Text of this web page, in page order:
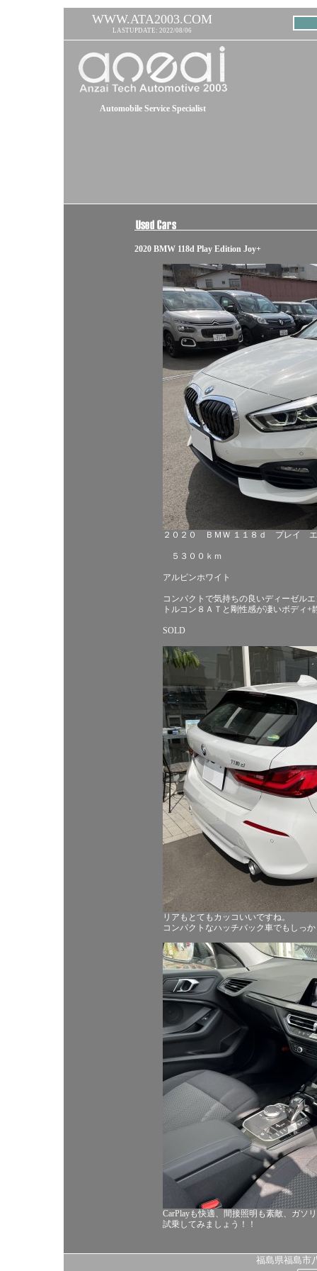
WWW.ATA2003.COM
LASTUPDATE: 2022/08/06
Automobile Service Specialist
2020 BMW 118d Play Edition Joy+
２０２０ ＢＭＷ １１８ｄ プレイ エ
５３００ｋｍ
アルピンホワイト
コンパクトで気持ちの良いディーゼル
トルコン８ＡＴと剛性感が凄いボディ
SOLD
リアもとてもカッコいいですね。
コンパクトなハッチバック車でもしっ
CarPlayも快適、間接照明も素敵、ガソ
試乗してみましょう！！
福島県福島市